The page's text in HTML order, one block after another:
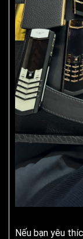
Nếu bạn yêu